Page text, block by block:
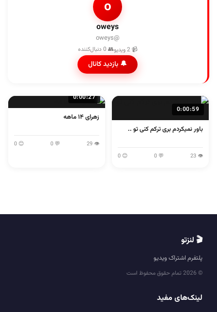
o
oweys
@oweys
📹 2 ویدیو 👥 0 دنبال‌کننده
🔔 بازدید کانال
0:00:59
باور نمیکردم بری ترکم کنی تو ..
👁 23
💬 0
😊 0
0:00:27
زهرای ۱۴ ماهه
👁 29
💬 0
😊 0
🎬 لنزتو
پلتفرم اشتراک ویدیو
© 2026 تمام حقوق محفوظ است
لینک‌های مفید